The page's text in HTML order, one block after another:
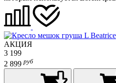
АКЦИЯ
3 199
2 899 руб